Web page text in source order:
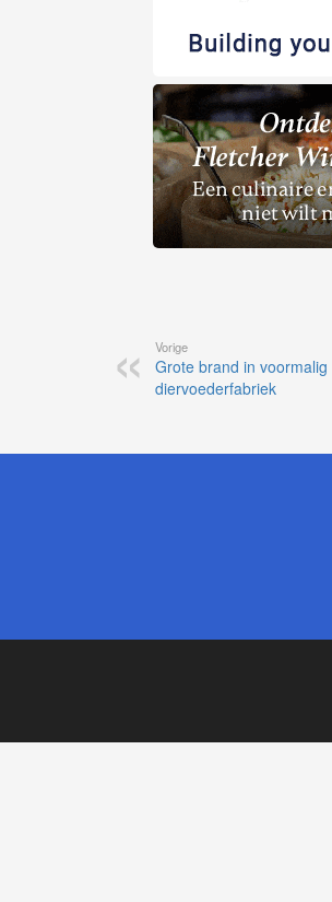
Vorige
Grote brand in voormalig
diervoederfabriek